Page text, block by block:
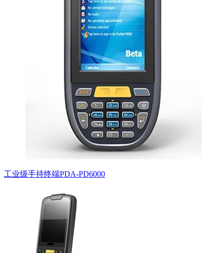
工业级手持终端PDA-PD6000